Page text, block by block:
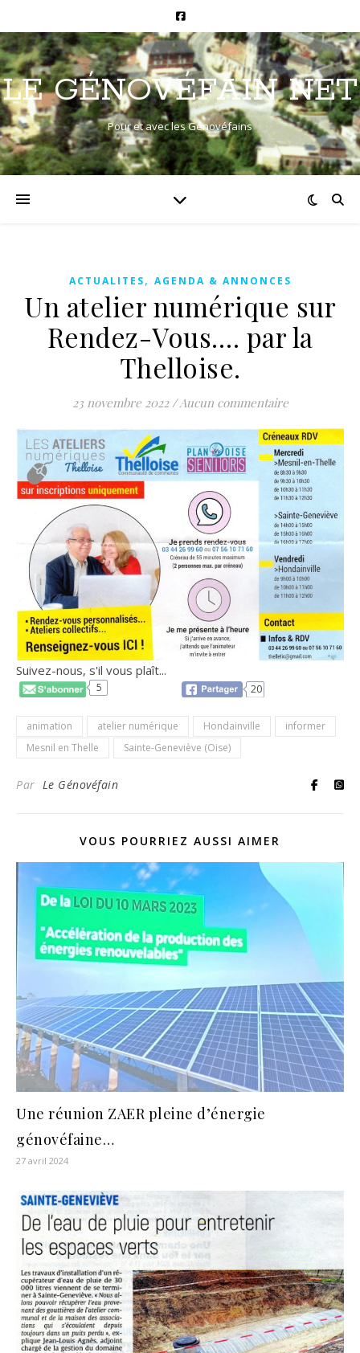
LE GÉNOVÉFAIN NET
Pour et avec les Génovéfains
ACTUALITES, AGENDA & ANNONCES
Un atelier numérique sur
Rendez-Vous…. par la
Thelloise.
23 novembre 2022 /Aucun commentaire
Suivez-nous, s'il vous plaît...
5 20
animation atelier numérique Hondainville
informer
Mesnil en Thelle
Sainte-Geneviève (Oise)
Par Le Génovéfain
VOUS POURRIEZ AUSSI AIMER
Une réunion ZAER pleine d’énergie
génovéfaine…
27 avril 2024